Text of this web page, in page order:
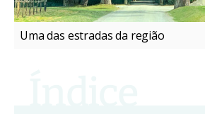
Uma das estradas da região